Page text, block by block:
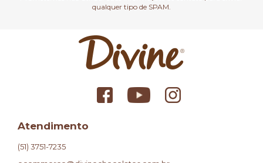
qualquer tipo de SPAM.
Atendimento
(51) 3751-7235